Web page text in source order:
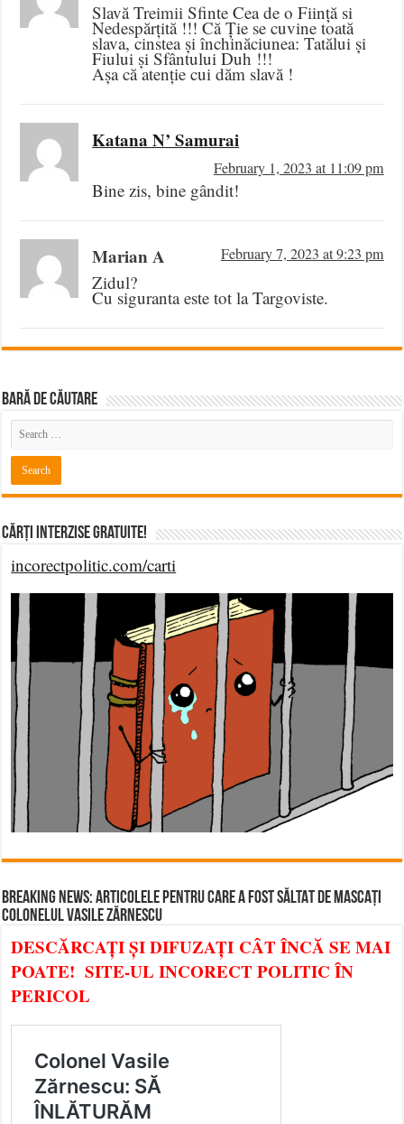
Slavă Treimii Sfinte Cea de o Ființă si
Nedespărțită !!! Că Ție se cuvine toată
slava, cinstea și închinăciunea: Tatălui și
Fiului și Sfântului Duh !!!
Așa că atenție cui dăm slavă !
Katana N’ Samurai
February 1, 2023 at 11:09 pm
Bine zis, bine gândit!
Marian A February 7, 2023 at 9:23 pm
Zidul?
Cu siguranta este tot la Targoviste.
BARĂ DE CĂUTARE
Cărți Interzise Gratuite!
incorectpolitic.com/carti
BREAKING NEWS: ARTICOLELE PENTRU CARE A FOST SĂLTAT DE MASCAȚI
COLONELUL VASILE ZĂRNESCU
DESCĂRCAȚI ȘI DIFUZAȚI CÂT ÎNCĂ SE MAI
POATE! SITE-UL INCORECT POLITIC ÎN
PERICOL